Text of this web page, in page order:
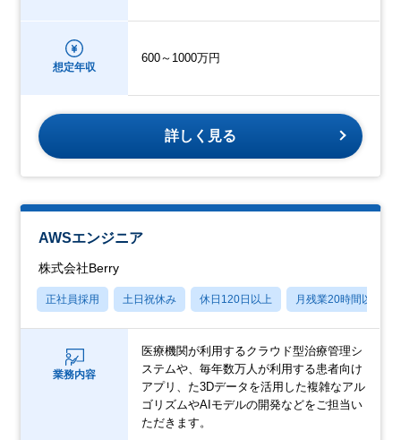
想定年収
600～1000万円
詳しく見る
AWSエンジニア
株式会社Berry
正社員採用 土日祝休み 休日120日以上 月残業20時間以内
業務内容
医療機関が利用するクラウド型治療管理シ
ステムや、毎年数万人が利用する患者向け
アプリ、た3Dデータを活用した複雑なアル
ゴリズムやAIモデルの開発などをご担当い
ただきます。